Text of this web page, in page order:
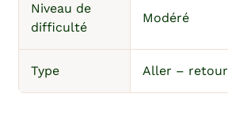
Niveau de
difficulté
Modéré
Type Aller – retour